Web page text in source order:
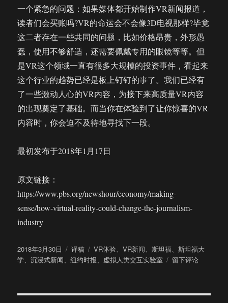
一个紧急的问题：如果媒体都开始制作VR新闻报道，
读者们会买账吗?VR的命运会不会像3D电视那样?毕竟
这二者存在一些共同的问题，比如价格昂贵，外形愚
蠢，使用不够舒适，还需要佩戴专用的眼镜等等。但
是VR这个领域一直有很多大规模的投资事件，看起来
这个行业的趋势已经是板上钉钉的事了。我们已经有
了一些激动人心的VR内容，为接下来高质量VR内容
的出现奠定了基础。而当你在体验到了让你惊喜的VR
内容时，你会迫不及待地寻找下一段。
最初发布于2018年1月17日
原文链接：
https://www.pbs.org/newshour/economy/making-
sense/how-virtual-reality-could-change-the-journalism-
industry
发
布
2018年3月30日
分
类
译稿
标
签
VR体验、VR新闻、斯坦福、斯坦福大
学、沉浸式新闻、纽约时报、 虚拟人类交互实验室
于
福
留下评论